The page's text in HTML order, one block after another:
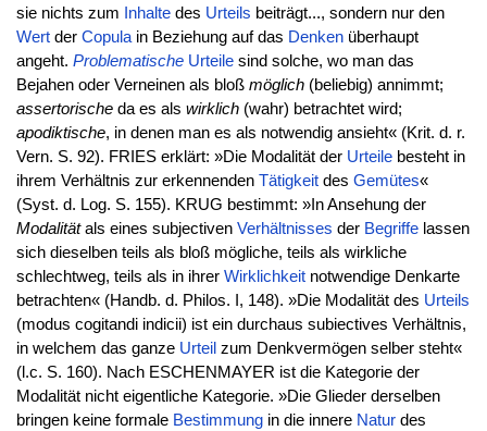
sie nichts zum
Inhaltedes Urteils beiträgt..., sondern nur den
Wertder Copulain Beziehung auf das Denkenüberhaupt
angeht. Problematische Urteilesind solche, wo man das
Bejahen oder Verneinen als bloß möglich(beliebig) annimmt;
assertorischeda es als wirklich(wahr) betrachtet wird;
apodiktische, in denen man es als notwendig ansieht« (Krit. d. r.
Vern. S. 92). FRIES erklärt: »Die Modalität der Urteilebesteht in
ihrem Verhältnis zur erkennenden Tätigkeitdes Gemütes«
(Syst. d. Log. S. 155). KRUG bestimmt: »In Ansehung der
Modalitätals eines subjectiven Verhältnisses der Begriffelassen
sich dieselben teils als bloß mögliche, teils als wirkliche
schlechtweg, teils als in ihrer Wirklichkeitnotwendige Denkarte
betrachten« (Handb. d. Philos. I, 148). »Die Modalität des Urteils
(modus cogitandi indicii) ist ein durchaus subiectives Verhältnis,
in welchem das ganze Urteil zum Denkvermögen selber steht«
(l.c. S. 160). Nach ESCHENMAYER ist die Kategorie der
Modalität nicht eigentliche Kategorie. »Die Glieder derselben
bringen keine formale Bestimmungin die innere Naturdes